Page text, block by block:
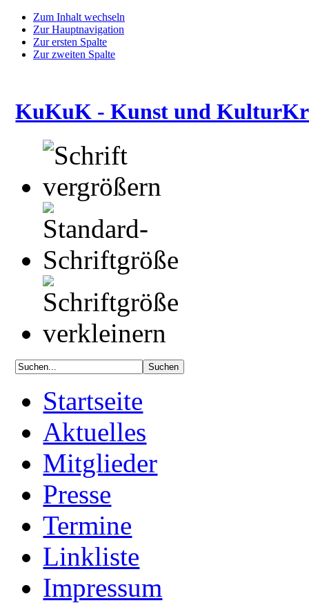
Zum Inhalt wechseln
Zur Hauptnavigation
Zur ersten Spalte
Zur zweiten Spalte
KuKuK - Kunst und
Startseite
Aktuelles
Mitglieder
Presse
Termine
Linkliste
Impressum